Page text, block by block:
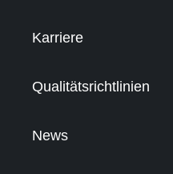
Karriere
Qualitätsrichtlinien
News